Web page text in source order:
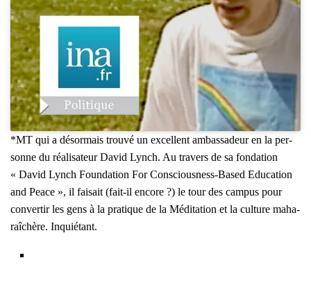
*MT qui a désor­mais trou­vé un excellent ambas­sa­deur en la per­
sonne du réa­li­sa­teur David Lynch. Au tra­vers de sa fon­da­tion
« David Lynch Foun­da­tion For Conscious­ness-Based Edu­ca­tion
and Peace », il fai­sait (fait-il encore ?) le tour des cam­pus pour
conver­tir les gens à la pra­tique de la Médi­ta­tion et la culture maha­
raî­chère. Inquié­tant.